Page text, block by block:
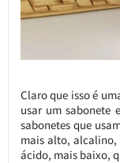
Claro que isso é
usar um sabonete
sabonetes que
mais alto, alcalino,
ácido, mais baixo,